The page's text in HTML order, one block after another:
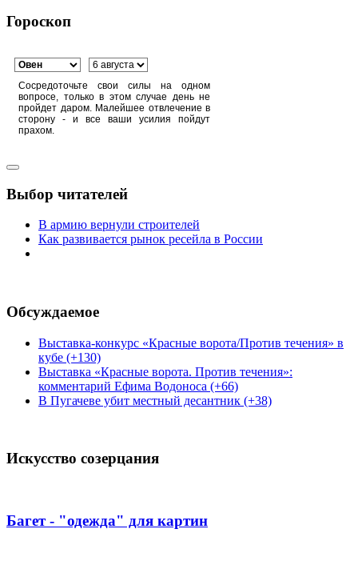
Гороскоп
Сосредоточьте свои силы на одном
вопросе, только в этом случае день не
пройдет даром. Малейшее отвлечение в
сторону - и все ваши усилия пойдут
прахом.
Выбор читателей
В армию вернули строителей
Как развивается рынок ресейла в России
Обсуждаемое
Выставка-конкурс «Красные ворота/Против течения» в
кубе (+130)
Выставка «Красные ворота. Против течения»:
комментарий Ефима Водоноса (+66)
В Пугачеве убит местный десантник (+38)
Искусство созерцания
Багет - "одежда" для картин